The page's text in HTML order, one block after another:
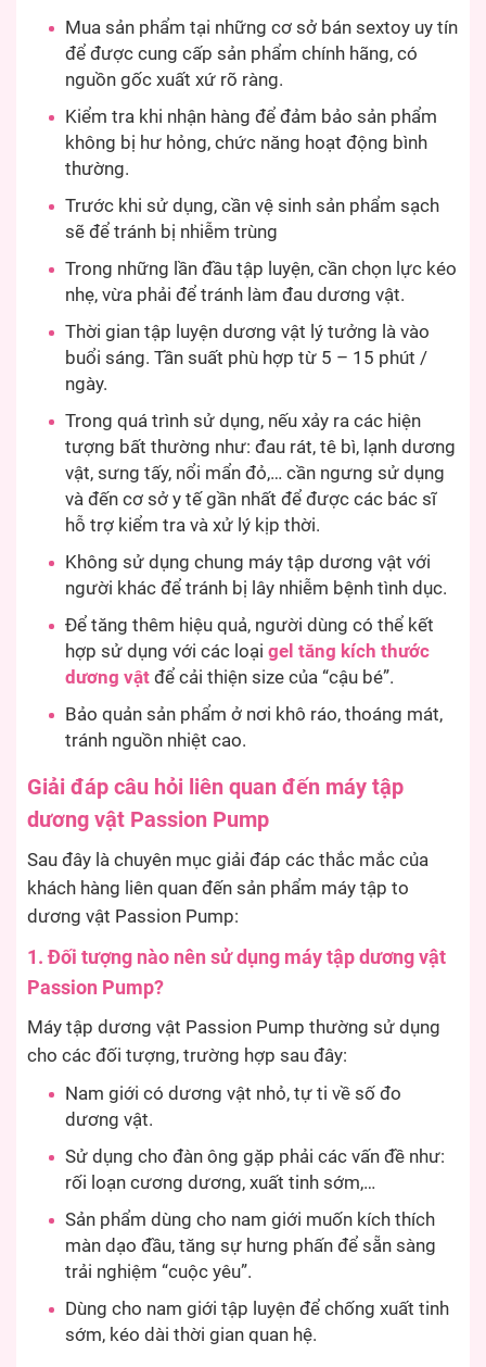
Mua sản phẩm tại những cơ sở bán sextoy uy tín
để được cung cấp sản phẩm chính hãng, có
nguồn gốc xuất xứ rõ ràng.
Kiểm tra khi nhận hàng để đảm bảo sản phẩm
không bị hư hỏng, chức năng hoạt động bình
thường.
Trước khi sử dụng, cần vệ sinh sản phẩm sạch
sẽ để tránh bị nhiễm trùng
Trong những lần đầu tập luyện, cần chọn lực kéo
nhẹ, vừa phải để tránh làm đau dương vật.
Thời gian tập luyện dương vật lý tưởng là vào
buổi sáng. Tần suất phù hợp từ 5 – 15 phút /
ngày.
Trong quá trình sử dụng, nếu xảy ra các hiện
tượng bất thường như: đau rát, tê bì, lạnh dương
vật, sưng tấy, nổi mẩn đỏ,… cần ngưng sử dụng
và đến cơ sở y tế gần nhất để được các bác sĩ
hỗ trợ kiểm tra và xử lý kịp thời.
Không sử dụng chung máy tập dương vật với
người khác để tránh bị lây nhiễm bệnh tình dục.
Để tăng thêm hiệu quả, người dùng có thể kết
hợp sử dụng với các loại gel tăng kích thước
dương vật để cải thiện size của “cậu bé”.
Bảo quản sản phẩm ở nơi khô ráo, thoáng mát,
tránh nguồn nhiệt cao.
Giải đáp câu hỏi liên quan đến máy tập
dương vật Passion Pump
Sau đây là chuyên mục giải đáp các thắc mắc của
khách hàng liên quan đến sản phẩm máy tập to
dương vật Passion Pump:
1. Đối tượng nào nên sử dụng máy tập dương vật
Passion Pump?
Máy tập dương vật Passion Pump thường sử dụng
cho các đối tượng, trường hợp sau đây:
Nam giới có dương vật nhỏ, tự ti về số đo
dương vật.
Sử dụng cho đàn ông gặp phải các vấn đề như:
rối loạn cương dương, xuất tinh sớm,…
Sản phẩm dùng cho nam giới muốn kích thích
màn dạo đầu, tăng sự hưng phấn để sẵn sàng
trải nghiệm “cuộc yêu”.
Dùng cho nam giới tập luyện để chống xuất tinh
sớm, kéo dài thời gian quan hệ.